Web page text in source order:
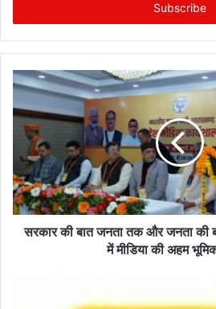
r
y
u
r
E
l
a
d
सरकार की बात जनता तक और जनता की
में मीडिया की अहम